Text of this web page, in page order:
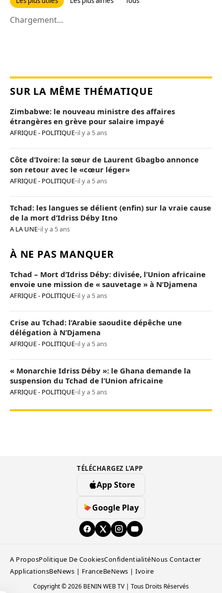
Chargement...
SUR LA MÊME THÉMATIQUE
Zimbabwe: le nouveau ministre des affaires
étrangères en grève pour salaire impayé
AFRIQUE - POLITIQUE•il y a 5 ans
Côte d’Ivoire: la sœur de Laurent Gbagbo annonce
son retour avec le «cœur léger»
AFRIQUE - POLITIQUE•il y a 5 ans
Tchad: les langues se délient (enfin) sur la vraie cause
de la mort d’Idriss Déby Itno
A LA UNE•il y a 5 ans
À NE PAS MANQUER
Tchad – Mort d’Idriss Déby: divisée, l’Union africaine
envoie une mission de « sauvetage » à N’Djamena
AFRIQUE - POLITIQUE•il y a 5 ans
Crise au Tchad: l’Arabie saoudite dépêche une
délégation à N’Djamena
AFRIQUE - POLITIQUE•il y a 5 ans
« Monarchie Idriss Déby »: le Ghana demande la
suspension du Tchad de l’Union africaine
AFRIQUE - POLITIQUE•il y a 5 ans
TÉLÉCHARGEZ L’APP
App Store
Google Play
A ProposPolitique De CookiesConfidentialitéNous Contacter
ApplicationsBeNews | FranceBeNews | Ivoire
Copyright © 2026 BENIN WEB TV | Tous Droits Réservés